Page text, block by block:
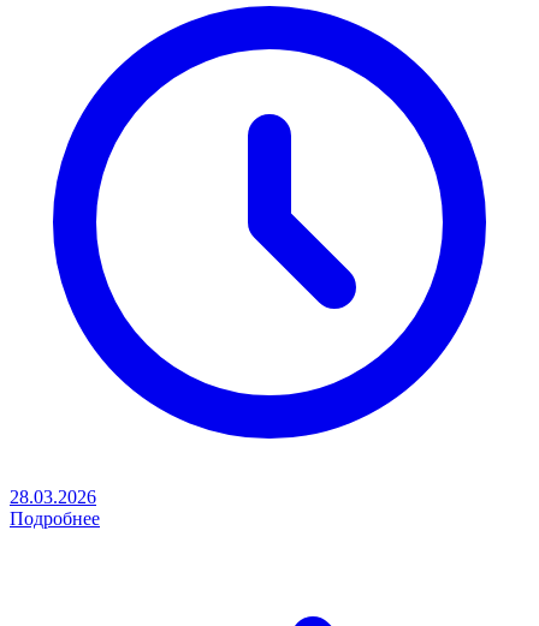
28.03.2026
Подробнее